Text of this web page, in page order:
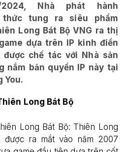
2024, Nhà phát hành
thức tung ra siêu phẩm
Long Bát Bộ VNG ra thị
dựa trên IP kinh điển
được chế tác với Nhà sản
nắm bản quyền IP này tại
You.
Long Bát Bộ
Long Bát Bộ: Thiên Long
được ra mắt vào năm 2007